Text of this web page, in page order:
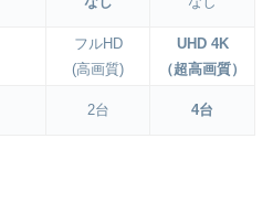
フルHD
(高画質)
UHD 4K
（超高画質）
2台 4台